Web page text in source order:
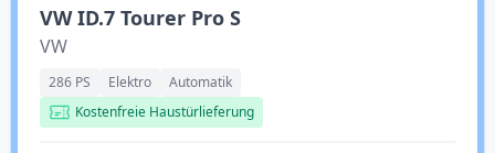
VW ID.7 Tourer Pro S
VW
286 PS Elektro
Automatik
Kostenfreie Haustürlieferung